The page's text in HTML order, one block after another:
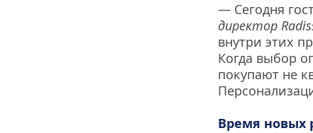
— Сегодня
директор
внутри этих
Когда выбор
покупают не
Время новых